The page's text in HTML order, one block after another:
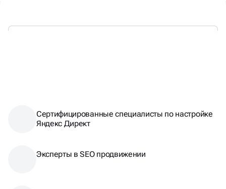
Сертифицированные специалисты по настройке
Яндекс Директ
Эксперты в SEO продвижении